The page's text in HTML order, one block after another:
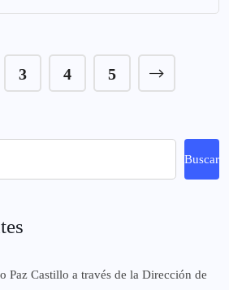
3 4 5
Buscar
Paz Castillo a través de la Dirección de